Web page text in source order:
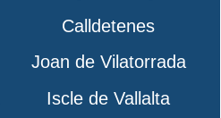
Calldetenes
Joan de Vilatorrada
Iscle de Vallalta